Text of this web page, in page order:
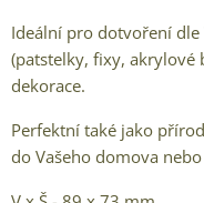
Ideální pro dotvoření
(patstelky, fixy, akrylové
dekorace.
Perfektní také jako
do Vašeho domova